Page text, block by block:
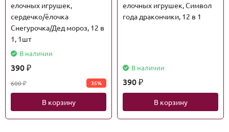
елочных игрушек,
сердечко/ёлочка
Снегурочка/Дед мороз, 12 в
1, 1шт
В наличии
390 ₽
600₽ 35%
В корзину
елочных игрушек, Символ
года дракончики, 12 в 1
В наличии
390 ₽
В корзину